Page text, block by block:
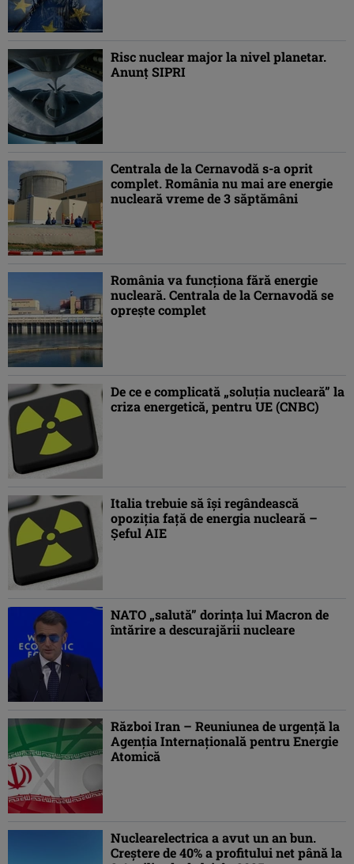
Risc nuclear major la nivel planetar.
Anunţ SIPRI
Centrala de la Cernavodă s-a oprit
complet. România nu mai are energie
nucleară vreme de 3 săptămâni
România va funcționa fără energie
nucleară. Centrala de la Cernavodă se
oprește complet
De ce e complicată „soluţia nucleară” la
criza energetică, pentru UE (CNBC)
Italia trebuie să îşi regândească
opoziţia faţă de energia nucleară –
Şeful AIE
NATO „salută” dorinţa lui Macron de
întărire a descurajării nucleare
Război Iran – Reuniunea de urgenţă la
Agenţia Internaţională pentru Energie
Atomică
Nuclearelectrica a avut un an bun.
Creştere de 40% a profitului net până la